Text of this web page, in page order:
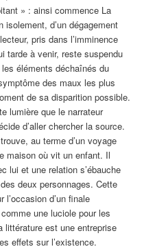
» : ainsi commence La
isolement, d’un dégagement
pris dans l’imminence
tarde à venir, reste suspendu
éléments déchaînés du
des maux les plus
de sa disparition possible.
lumière que le narrateur
d’aller chercher la source.
au terme d’un voyage
maison où vit un enfant. Il
lui et une relation s’ébauche
deux personnages. Cette
l’occasion d’un finale
une luciole pour les
littérature est une entreprise
effets sur l’existence.